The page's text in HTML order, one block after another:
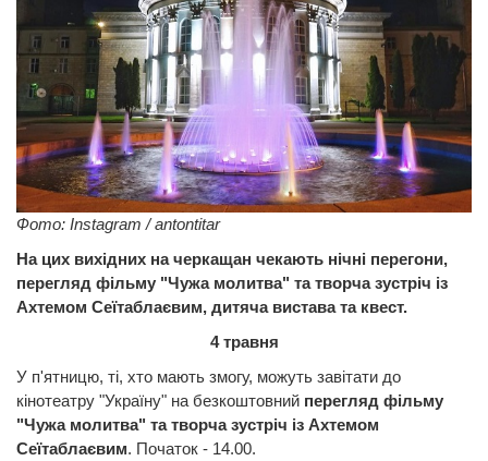
Фото: Instagram / antontitar
На цих вихідних на черкащан чекають нічні перегони,
перегляд фільму "Чужа молитва" та творча зустріч із
Ахтемом Сеїтаблаєвим, дитяча вистава та квест.
4 травня
У п'ятницю, ті, хто мають змогу, можуть завітати до
кінотеатру "Україну" на безкоштовний перегляд фільму
"Чужа молитва" та творча зустріч із Ахтемом
Сеїтаблаєвим. Початок - 14.00.